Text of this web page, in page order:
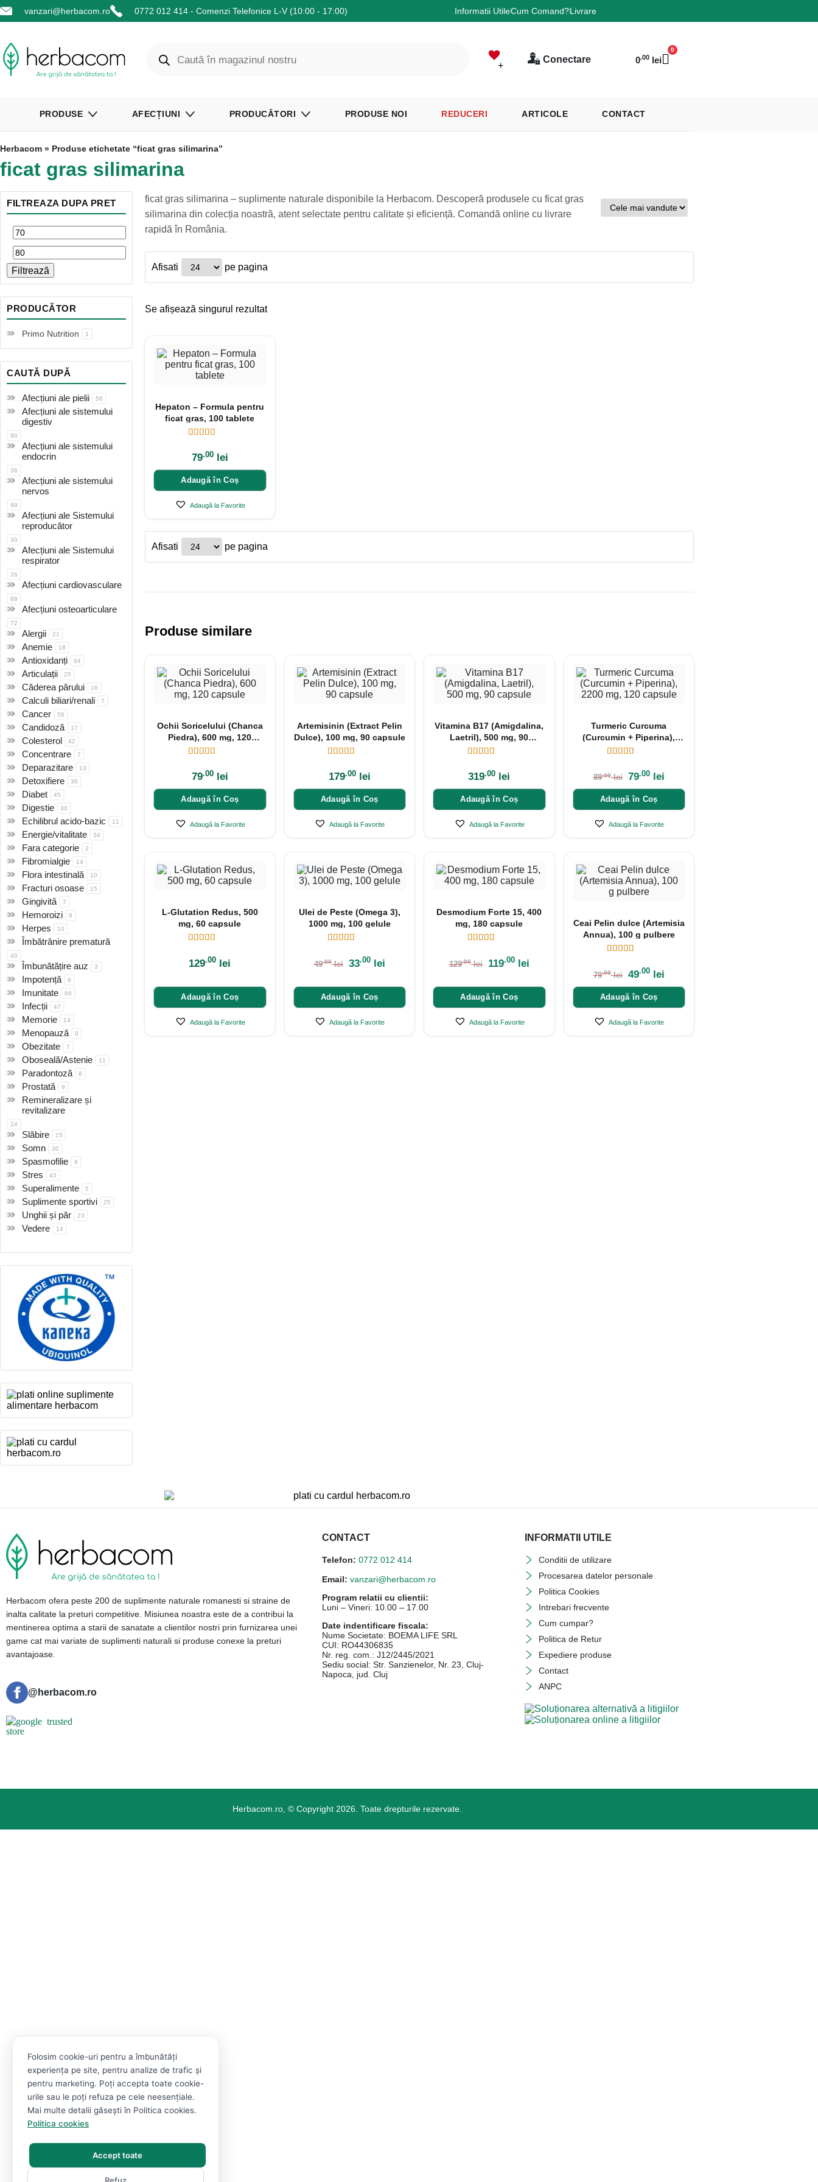
vanzari@herbacom.ro 0772 012 414 - Comenzi Telefonice L-V (10:00 - 17:00) Informatii UtileCum Comand?Livrare
+
Conectare 0.00 lei
0
PRODUSE AFECȚIUNI PRODUCĂTORI PRODUSE NOI REDUCERI ARTICOLE CONTACT
Herbacom » Produse etichetate “ficat gras silimarina”
ficat gras silimarina
FILTREAZA DUPA PRET
Filtrează
PRODUCĂTOR
Primo Nutrition 1
CAUTĂ DUPĂ
Afecțiuni ale pielii 58
Afecțiuni ale sistemului
digestiv
90
Afecțiuni ale sistemului
endocrin
36
Afecțiuni ale sistemului
nervos
99
Afecțiuni ale Sistemului
reproducător
30
Afecțiuni ale Sistemului
respirator
26
Afecțiuni cardiovasculare
88
Afecțiuni osteoarticulare
72
Alergii 21
Anemie 18
Antioxidanți 64
Articulații 25
Căderea părului 16
Calculi biliari/renali 7
Cancer 56
Candidoză 17
Colesterol 42
Concentrare 7
Deparazitare 13
Detoxifiere 36
Diabet 45
Digestie 30
Echilibrul acido-bazic 11
Energie/vitalitate 34
Fara categorie 2
Fibromialgie 14
Flora intestinală 10
Fracturi osoase 15
Gingivită 7
Hemoroizi 6
Herpes 10
Îmbătrânire prematură
40
Îmbunătățire auz 3
Impotență 8
Imunitate 66
Infecții 47
Memorie 14
Menopauză 9
Obezitate 7
Oboseală/Astenie 11
Paradontoză 8
Prostată 9
Remineralizare și
revitalizare
24
Slăbire 15
Somn 30
Spasmofilie 9
Stres 43
Superalimente 5
Suplimente sportivi 25
Unghii și păr 23
Vedere 14
ficat gras silimarina – suplimente naturale disponibile la Herbacom. Descoperă produsele cu ficat gras
silimarina din colecția noastră, atent selectate pentru calitate și eficiență. Comandă online cu livrare
rapidă în România.
Afisati pe pagina
Se afișează singurul rezultat
Hepaton – Formula pentru
ficat gras, 100 tablete
79.00 lei
Adaugă în Coș
Adaugă la Favorite
Afisati pe pagina
Produse similare
Ochii Soricelului (Chanca
Piedra), 600 mg, 120
capsule
79.00 lei
Adaugă în Coș
Adaugă la Favorite
Artemisinin (Extract Pelin
Dulce), 100 mg, 90 capsule
179.00 lei
Adaugă în Coș
Adaugă la Favorite
Vitamina B17 (Amigdalina,
Laetril), 500 mg, 90
capsule
319.00 lei
Adaugă în Coș
Adaugă la Favorite
Turmeric Curcuma
(Curcumin + Piperina),
2200 mg, 120 capsule
89.00 lei 79.00 lei
Adaugă în Coș
Adaugă la Favorite
L-Glutation Redus, 500
mg, 60 capsule
129.00 lei
Adaugă în Coș
Adaugă la Favorite
Ulei de Peste (Omega 3),
1000 mg, 100 gelule
49.00 lei 33.00 lei
Adaugă în Coș
Adaugă la Favorite
Desmodium Forte 15, 400
mg, 180 capsule
129.00 lei 119.00 lei
Adaugă în Coș
Adaugă la Favorite
Ceai Pelin dulce (Artemisia
Annua), 100 g pulbere
79.00 lei 49.00 lei
Adaugă în Coș
Adaugă la Favorite
Herbacom ofera peste 200 de suplimente naturale romanesti si straine de
inalta calitate la preturi competitive. Misiunea noastra este de a contribui la
mentinerea optima a starii de sanatate a clientilor nostri prin furnizarea unei
game cat mai variate de suplimenti naturali si produse conexe la preturi
avantajoase.
@herbacom.ro
CONTACT
Telefon:0772 012 414
Email:vanzari@herbacom.ro
Program relatii cu clientii:
Luni – Vineri: 10.00 – 17.00
Date indentificare fiscala:
Nume Societate: BOEMA LIFE SRL
CUI: RO44306835
Nr. reg. com.: J12/2445/2021
Sediu social: Str. Sanzienelor, Nr. 23, Cluj-
Napoca, jud. Cluj
INFORMATII UTILE
Conditii de utilizare
Procesarea datelor personale
Politica Cookies
Intrebari frecvente
Cum cumpar?
Politica de Retur
Expediere produse
Contact
ANPC
Herbacom.ro, © Copyright 2026. Toate drepturile rezervate.
Folosim cookie-uri pentru a îmbunătăți
experiența pe site, pentru analize de trafic și
pentru marketing. Poți accepta toate cookie-
urile sau le poți refuza pe cele neesențiale.
Mai multe detalii găsești în Politica cookies.
Politica cookies
Accept toate